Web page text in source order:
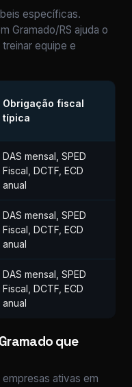
específicas.
Gramado/RS ajuda o
equipe e
Obrigação fiscal
típica
DAS mensal, SPED
Fiscal, DCTF, ECD
anual
DAS mensal, SPED
Fiscal, DCTF, ECD
anual
DAS mensal, SPED
Fiscal, DCTF, ECD
anual
que
ativas em